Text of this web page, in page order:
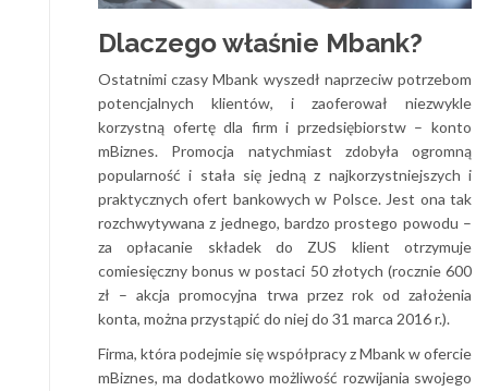
Dlaczego właśnie Mbank?
Ostatnimi czasy Mbank wyszedł naprzeciw potrzebom
potencjalnych klientów, i zaoferował niezwykle
korzystną ofertę dla firm i przedsiębiorstw – konto
mBiznes. Promocja natychmiast zdobyła ogromną
popularność i stała się jedną z najkorzystniejszych i
praktycznych ofert bankowych w Polsce. Jest ona tak
rozchwytywana z jednego, bardzo prostego powodu –
za opłacanie składek do ZUS klient otrzymuje
comiesięczny bonus w postaci 50 złotych (rocznie 600
zł – akcja promocyjna trwa przez rok od założenia
konta, można przystąpić do niej do 31 marca 2016 r.).
Firma, która podejmie się współpracy z Mbank w ofercie
mBiznes, ma dodatkowo możliwość rozwijania swojego